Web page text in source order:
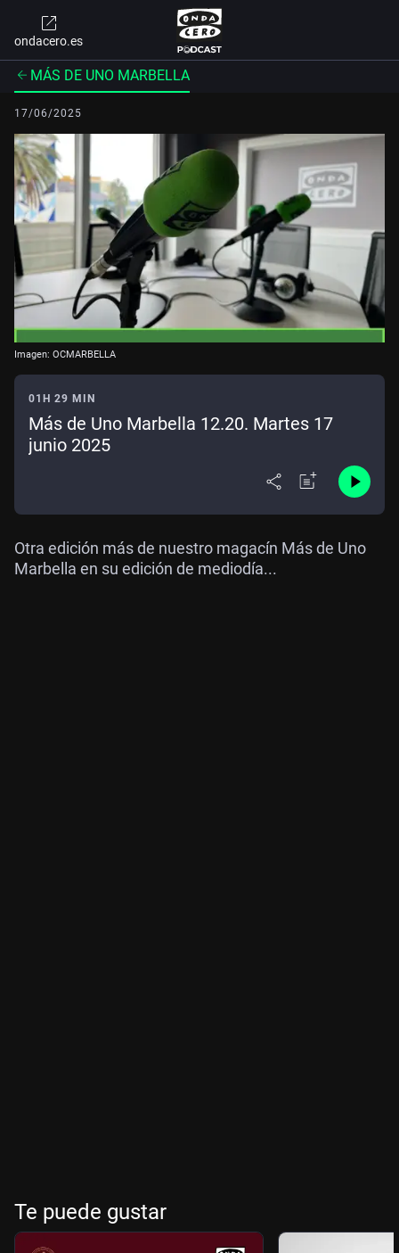
ondacero.es
MÁS DE UNO MARBELLA
17/06/2025
Imagen: OCMARBELLA
01H 29 MIN
Más de Uno Marbella 12.20. Martes 17
junio 2025
Otra edición más de nuestro magacín Más de Uno
Marbella en su edición de mediodía...
Te puede gustar